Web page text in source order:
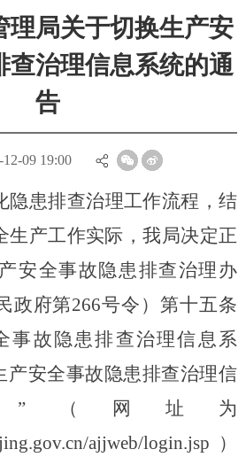
理局关于切换生产安
查治理信息系统的通
告
09 19:00
隐患排查治理工作流程，结
生产工作实际，我局决定正
安全事故隐患排查治理办
政府第266号令）第十五条
事故隐患排查治理信息系
产安全事故隐患排查治理信
”（网址为
ajjweb/login.jsp）